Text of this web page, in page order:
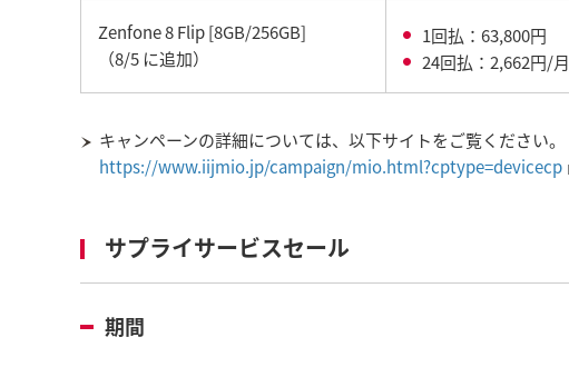
Zenfone 8 Flip [8GB/256GB]
（8/5 に追加）
1回払：63,800円
24回払：2,662円/月
キャンペーンの詳細については、以下サイトをご覧ください。
https://www.iijmio.jp/campaign/mio.html?cptype=devicecp
サプライサービスセール
期間